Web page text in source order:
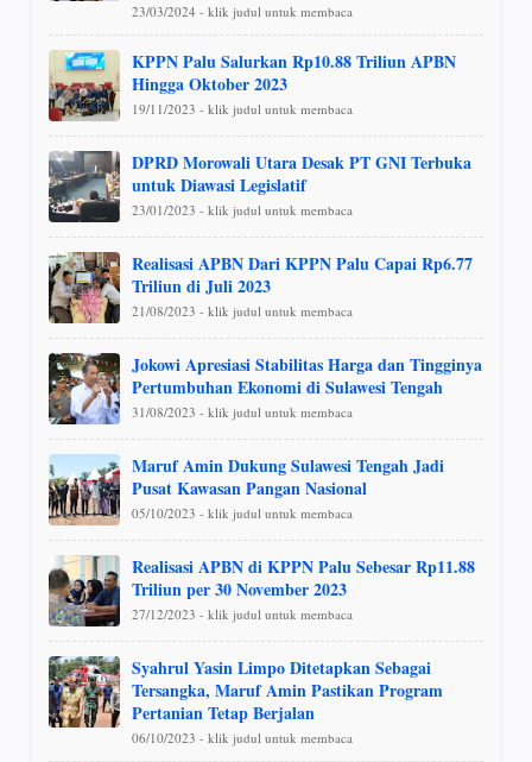
23/03/2024 - klik judul untuk membaca
KPPN Palu Salurkan Rp10.88 Triliun APBN
Hingga Oktober 2023
19/11/2023 - klik judul untuk membaca
DPRD Morowali Utara Desak PT GNI Terbuka
untuk Diawasi Legislatif
23/01/2023 - klik judul untuk membaca
Realisasi APBN Dari KPPN Palu Capai Rp6.77
Triliun di Juli 2023
21/08/2023 - klik judul untuk membaca
Jokowi Apresiasi Stabilitas Harga dan Tingginya
Pertumbuhan Ekonomi di Sulawesi Tengah
31/08/2023 - klik judul untuk membaca
Maruf Amin Dukung Sulawesi Tengah Jadi
Pusat Kawasan Pangan Nasional
05/10/2023 - klik judul untuk membaca
Realisasi APBN di KPPN Palu Sebesar Rp11.88
Triliun per 30 November 2023
27/12/2023 - klik judul untuk membaca
Syahrul Yasin Limpo Ditetapkan Sebagai
Tersangka, Maruf Amin Pastikan Program
Pertanian Tetap Berjalan
06/10/2023 - klik judul untuk membaca